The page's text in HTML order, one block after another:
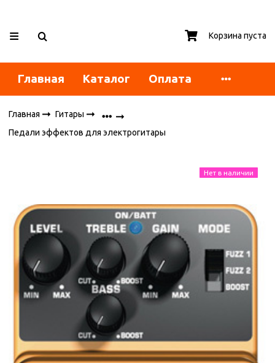
Корзина пуста
Главная Каталог Оплата
Главная
Гитары
Педали эффектов для электрогитары
Нет в наличии